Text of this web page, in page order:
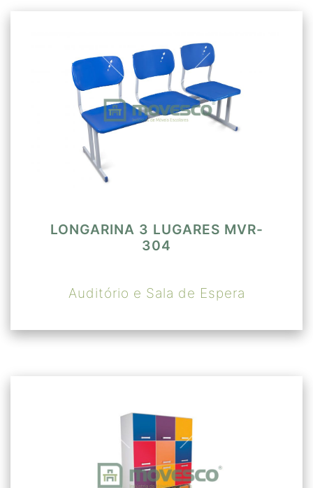
LONGARINA 3 LUGARES MVR-
304
Auditório e Sala de Espera